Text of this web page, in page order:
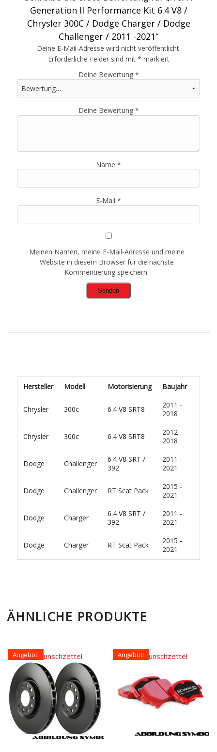
Generation II Performance Kit 6.4 V8 /
Chrysler 300C / Dodge Charger / Dodge
Challenger / 2011 -2021“
Deine E-Mail-Adresse wird nicht veröffentlicht.
Erforderliche Felder sind mit * markiert
Deine Bewertung *
Deine Bewertung *
Name *
E-Mail *
Meinen Namen, meine E-Mail-Adresse und meine
Website in diesem Browser für die nächste
Kommentierung speichern.
Hersteller Modell Motorisierung Baujahr
Chrysler 300c 6.4 V8 SRT8
2011 -
2018
Chrysler 300c 6.4 V8 SRT8
2012 -
2018
Dodge Challenger
6.4 V8 SRT /
392
2011 -
2021
Dodge Challenger RT Scat Pack
2015 -
2021
Dodge Charger
6.4 V8 SRT /
392
2011 -
2021
Dodge Charger RT Scat Pack
2015 -
2021
ÄHNLICHE PRODUKTE
Angebot!
Auf den Wunschzettel Angebot!
Auf den Wunschzettel